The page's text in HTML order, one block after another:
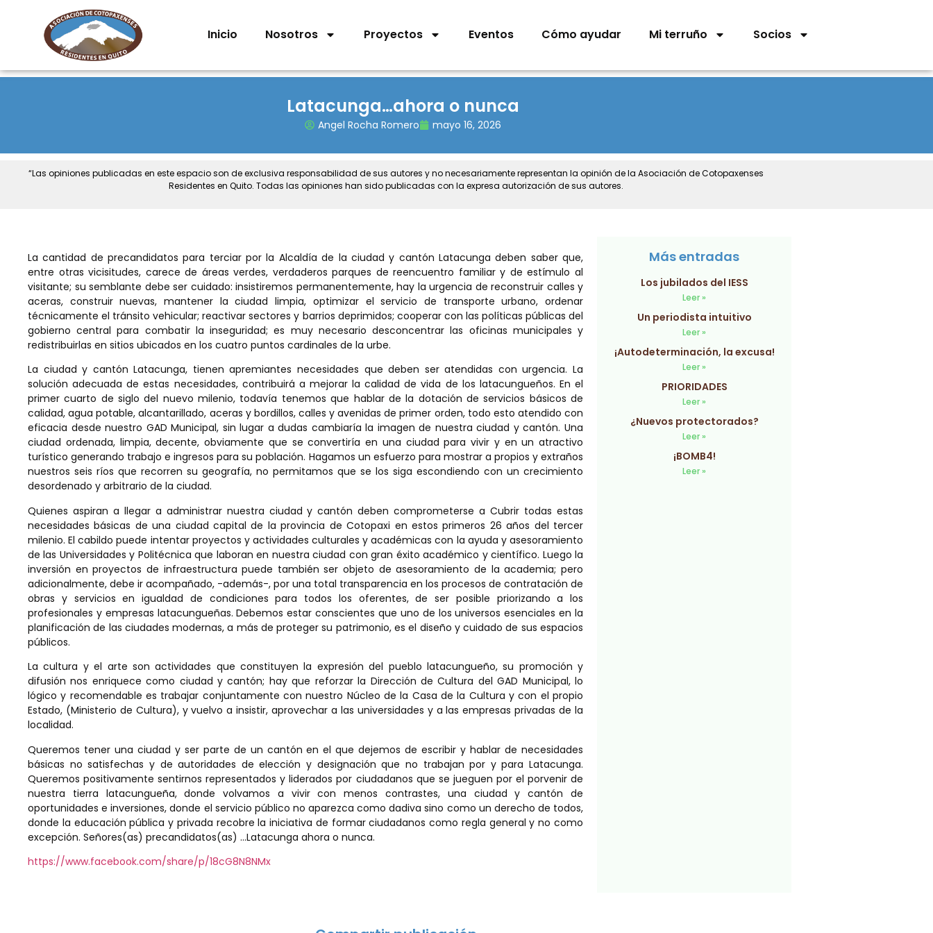
Inicio Nosotros Proyectos Eventos Cómo ayudar Mi terruño Socios
Latacunga…ahora o nunca
Angel Rocha Romero mayo 16, 2026
“Las opiniones publicadas en este espacio son de exclusiva responsabilidad de sus autores y no necesariamente representan la opinión de la Asociación de Cotopaxenses
Residentes en Quito. Todas las opiniones han sido publicadas con la expresa autorización de sus autores.
La cantidad de precandidatos para terciar por la Alcaldía de la ciudad y cantón Latacunga deben saber que,
entre otras vicisitudes, carece de áreas verdes, verdaderos parques de reencuentro familiar y de estímulo al
visitante; su semblante debe ser cuidado: insistiremos permanentemente, hay la urgencia de reconstruir calles y
aceras, construir nuevas, mantener la ciudad limpia, optimizar el servicio de transporte urbano, ordenar
técnicamente el tránsito vehicular; reactivar sectores y barrios deprimidos; cooperar con las políticas públicas del
gobierno central para combatir la inseguridad; es muy necesario desconcentrar las oficinas municipales y
redistribuirlas en sitios ubicados en los cuatro puntos cardinales de la urbe.
La ciudad y cantón Latacunga, tienen apremiantes necesidades que deben ser atendidas con urgencia. La
solución adecuada de estas necesidades, contribuirá a mejorar la calidad de vida de los latacungueños. En el
primer cuarto de siglo del nuevo milenio, todavía tenemos que hablar de la dotación de servicios básicos de
calidad, agua potable, alcantarillado, aceras y bordillos, calles y avenidas de primer orden, todo esto atendido con
eficacia desde nuestro GAD Municipal, sin lugar a dudas cambiaría la imagen de nuestra ciudad y cantón. Una
ciudad ordenada, limpia, decente, obviamente que se convertiría en una ciudad para vivir y en un atractivo
turístico generando trabajo e ingresos para su población. Hagamos un esfuerzo para mostrar a propios y extraños
nuestros seis ríos que recorren su geografía, no permitamos que se los siga escondiendo con un crecimiento
desordenado y arbitrario de la ciudad.
Quienes aspiran a llegar a administrar nuestra ciudad y cantón deben comprometerse a Cubrir todas estas
necesidades básicas de una ciudad capital de la provincia de Cotopaxi en estos primeros 26 años del tercer
milenio. El cabildo puede intentar proyectos y actividades culturales y académicas con la ayuda y asesoramiento
de las Universidades y Politécnica que laboran en nuestra ciudad con gran éxito académico y científico. Luego la
inversión en proyectos de infraestructura puede también ser objeto de asesoramiento de la academia; pero
adicionalmente, debe ir acompañado, -además-, por una total transparencia en los procesos de contratación de
obras y servicios en igualdad de condiciones para todos los oferentes, de ser posible priorizando a los
profesionales y empresas latacungueñas. Debemos estar conscientes que uno de los universos esenciales en la
planificación de las ciudades modernas, a más de proteger su patrimonio, es el diseño y cuidado de sus espacios
públicos.
La cultura y el arte son actividades que constituyen la expresión del pueblo latacungueño, su promoción y
difusión nos enriquece como ciudad y cantón; hay que reforzar la Dirección de Cultura del GAD Municipal, lo
lógico y recomendable es trabajar conjuntamente con nuestro Núcleo de la Casa de la Cultura y con el propio
Estado, (Ministerio de Cultura), y vuelvo a insistir, aprovechar a las universidades y a las empresas privadas de la
localidad.
Queremos tener una ciudad y ser parte de un cantón en el que dejemos de escribir y hablar de necesidades
básicas no satisfechas y de autoridades de elección y designación que no trabajan por y para Latacunga.
Queremos positivamente sentirnos representados y liderados por ciudadanos que se jueguen por el porvenir de
nuestra tierra latacungueña, donde volvamos a vivir con menos contrastes, una ciudad y cantón de
oportunidades e inversiones, donde el servicio público no aparezca como dadiva sino como un derecho de todos,
donde la educación pública y privada recobre la iniciativa de formar ciudadanos como regla general y no como
excepción. Señores(as) precandidatos(as) …Latacunga ahora o nunca.
https://www.facebook.com/share/p/18cG8N8NMx
Más entradas
Los jubilados del IESS
Leer »
Un periodista intuitivo
Leer »
¡Autodeterminación, la excusa!
Leer »
PRIORIDADES
Leer »
¿Nuevos protectorados?
Leer »
¡BOMB4!
Leer »